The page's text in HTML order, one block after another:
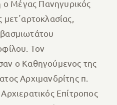
Μέγας Πανηγυρικός
Τον
ο Καθηγούμενος της
Αρχιμανδρίτης π.
Επίτροπος